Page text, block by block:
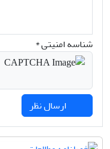
شناسه امنیتی *